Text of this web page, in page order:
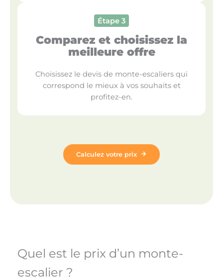
Étape 3
Comparez et choisissez la
meilleure offre
Choisissez le devis de monte-escaliers qui
correspond le mieux à vos souhaits et
profitez-en.
Calculez votre prix
Quel est le prix d’un monte-
escalier ?